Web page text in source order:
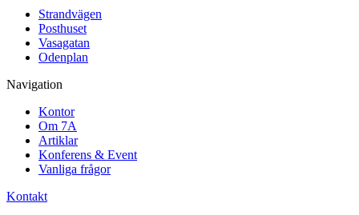
Strandvägen
Posthuset
Vasagatan
Odenplan
Navigation
Kontor
Om 7A
Artiklar
Konferens & Event
Vanliga frågor
Kontakt